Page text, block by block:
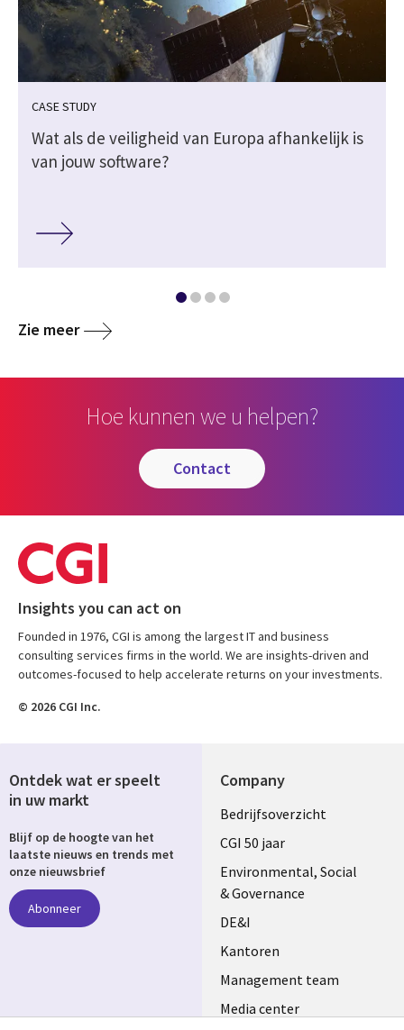
CASE STUDY
Wat als de veiligheid van Europa afhankelijk is
van jouw software?
Zie meer
Hoe kunnen we u helpen?
contact
Insights you can act on
Founded in 1976, CGI is among the largest IT and business
consulting services firms in the world. We are insights-driven and
outcomes-focused to help accelerate returns on your investments.
© 2026 CGI Inc.
Company
Useful
links
NETHERLANDS
Bedrijfsoverzicht
CGI 50 jaar
Environmental, Social
& Governance
DE&I
Kantoren
Management team
Media center
Ontdek wat er speelt
in uw markt
Blijf op de hoogte van het
laatste nieuws en trends met
onze nieuwsbrief
Abonneer